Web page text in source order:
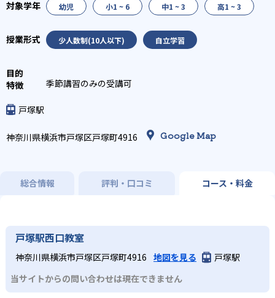
幼児 小1 ~ 6 中1 ~ 3 高1 ~ 3
少人数制(10人以下) 自立学習
季節講習のみの受講可
戸塚駅
神奈川県横浜市戸塚区戸塚町4916 Google Map
総合情報 評判・口コミ コース・料金
戸塚駅西口教室
神奈川県横浜市戸塚区戸塚町4916 地図を見る
戸塚駅
当サイトからの問い合わせは現在できません